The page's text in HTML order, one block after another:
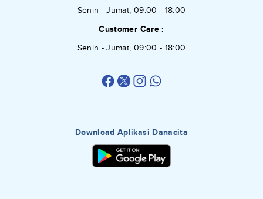
Senin - Jumat, 09:00 - 18:00
Customer Care :
Senin - Jumat, 09:00 - 18:00
Download Aplikasi Danacita